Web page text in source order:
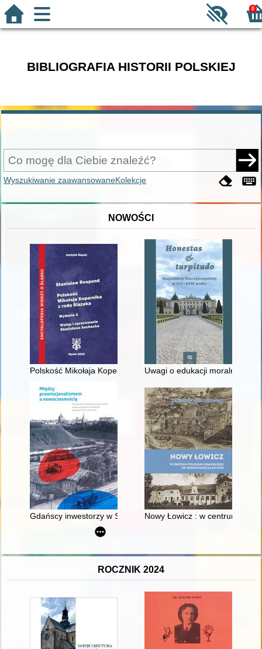
0
BIBLIOGRAFIA HISTORII POLSKIEJ
Wyszukiwanie zaawansowaneKolekcje
NOWOŚCI
Polskość Mikołaja Kopernika z rodu ŚlązakaUwagi o edukacji moralnej
Gdańscy inwestorzy w Sopocie : prestiż finansowy i
Nowy Łowicz : w centrum
ROCZNIK 2024